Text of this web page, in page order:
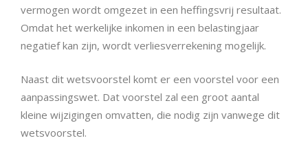
vermogen wordt omgezet in een heffingsvrij resultaat.
Omdat het werkelijke inkomen in een belastingjaar
negatief kan zijn, wordt verliesverrekening mogelijk.
Naast dit wetsvoorstel komt er een voorstel voor een
aanpassingswet. Dat voorstel zal een groot aantal
kleine wijzigingen omvatten, die nodig zijn vanwege dit
wetsvoorstel.